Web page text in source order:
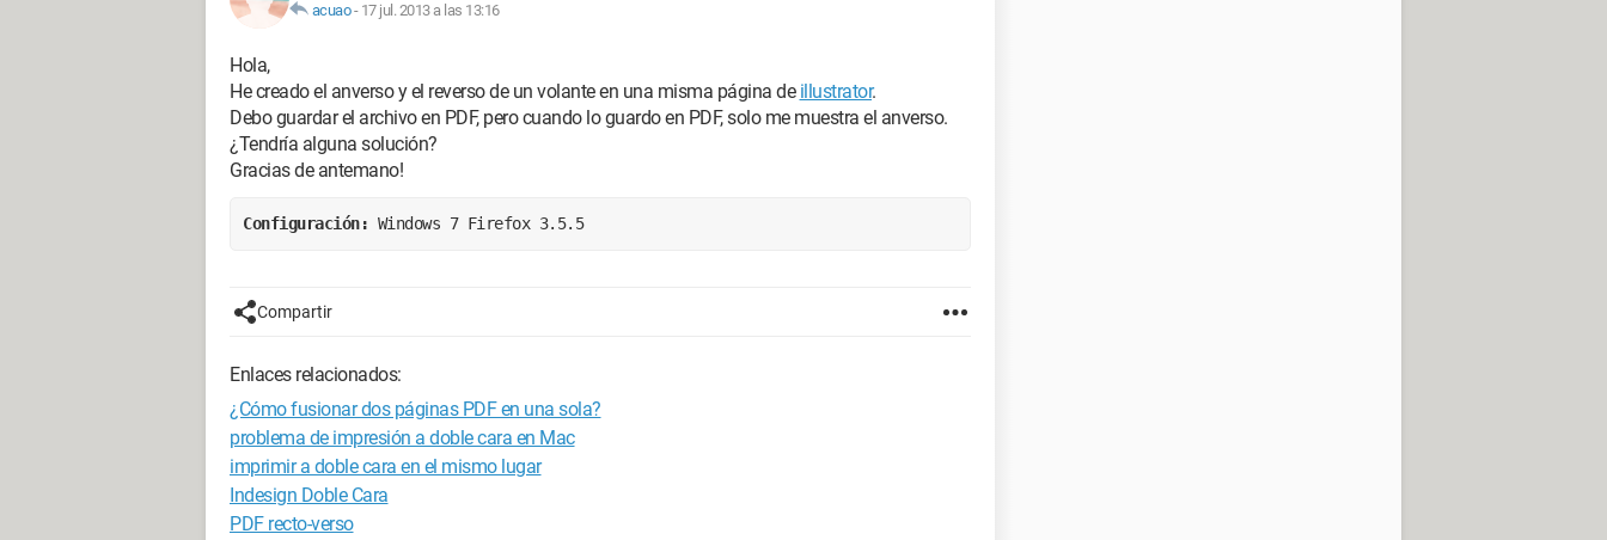
acuao- 17 jul. 2013 a las 13:16
Hola,
He creado el anverso y el reverso de un volante en una misma página de illustrator.
Debo guardar el archivo en PDF, pero cuando lo guardo en PDF, solo me muestra el anverso.
¿Tendría alguna solución?
Gracias de antemano!
Configuración: Windows 7 Firefox 3.5.5
Compartir
Enlaces relacionados:
¿Cómo fusionar dos páginas PDF en una sola?
problema de impresión a doble cara en Mac
imprimir a doble cara en el mismo lugar
Indesign Doble Cara
PDF recto-verso